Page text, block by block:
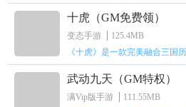
十虎（GM免费领）
变态手游
125.4MB
《十虎》是一款完美融合三国
武动九天（GM特权）
满Vip版手游
111.55MB